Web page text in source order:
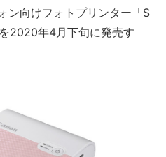
ン向けフォトプリンター「S
2020年4月下旬に発売す